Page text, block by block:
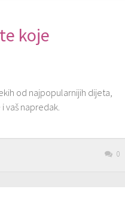
koje
od najpopularnijih dijeta,
vaš napredak.
0